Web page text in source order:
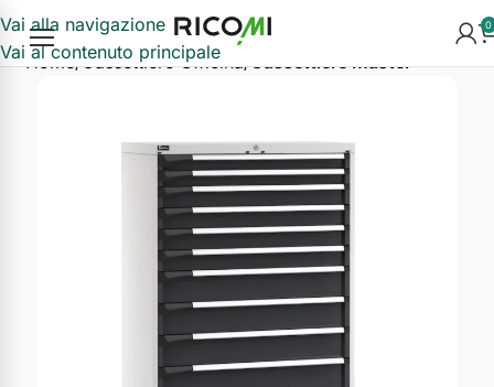
Vai alla navigazione
Vai al contenuto principale
0
Home Cassettiere Officina Cassettiere Master